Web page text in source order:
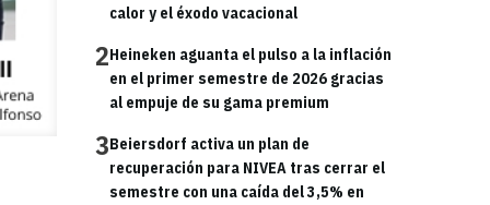
calor y el éxodo vacacional
2Heineken aguanta el pulso a la inflación
en el primer semestre de 2026 gracias
al empuje de su gama premium
3Beiersdorf activa un plan de
recuperación para NIVEA tras cerrar el
semestre con una caída del 3,5% en